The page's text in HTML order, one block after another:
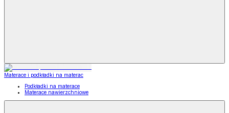
Materace i podkładki na materac
Podkładki na materace
Materace nawierzchniowe